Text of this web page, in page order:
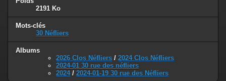
2191 Ko
Mots-clés
30 Néfliers
Albums
2026 Clos Néfliers / 2024 Clos Néfliers
2024-01 30 rue des néfliers
2024/ 2024-01-19 30 rue des Néfliers